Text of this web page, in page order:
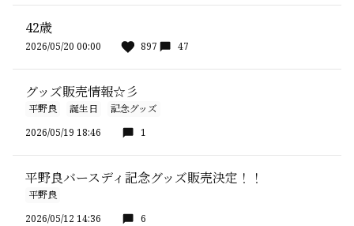
42歳
2026/05/20 00:00 897 47
グッズ販売情報☆彡
平野良 誕生日
記念グッズ
2026/05/19 18:46
1
平野良バースディ記念グッズ販売決定！！
平野良
2026/05/12 14:36
6